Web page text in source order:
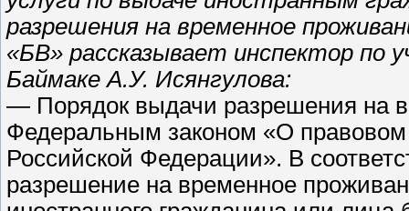
разрешения на временное
«БВ» рассказывает инспектор по
Баймаке А.У. Исянгулова:
— Порядок выдачи разрешения на
Федеральным законом «О
Российской Федерации». В
разрешение на временное